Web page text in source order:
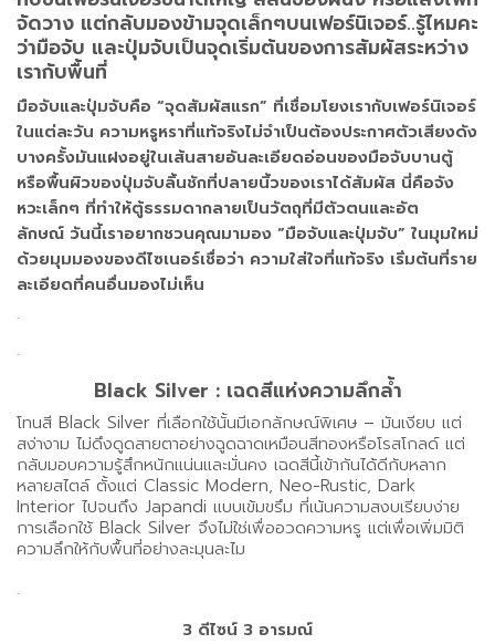
จัดวาง แต่กลับมองข้ามจุดเล็กๆบนเฟอร์นิเจอร์..รู้ไหมคะ
ว่ามือจับ และปุ่มจับเป็นจุดเริ่มต้นของการสัมผัสระหว่าง
เรากับพื้นที่
มือจับและปุ่มจับคือ “จุดสัมผัสแรก” ที่เชื่อมโยงเรากับเฟอร์นิเจอร์
ในแต่ละวัน ความหรูหราที่แท้จริงไม่จำเป็นต้องประกาศตัวเสียงดัง
บางครั้งมันแฝงอยู่ในเส้นสายอันละเอียดอ่อนของมือจับบานตู้
หรือพื้นผิวของปุ่มจับลิ้นชักที่ปลายนิ้วของเราได้สัมผัส นี่คือจัง
หวะเล็กๆ ที่ทำให้ตู้ธรรมดากลายเป็นวัตถุที่มีตัวตนและอัต
ลักษณ์ วันนี้เราอยากชวนคุณมามอง “มือจับและปุ่มจับ” ในมุมใหม่
ด้วยมุมมองของดีไซเนอร์เชื่อว่า ความใส่ใจที่แท้จริง เริ่มต้นที่ราย
ละเอียดที่คนอื่นมองไม่เห็น
.
.
Black Silver : เฉดสีแห่งความลึกล้ำ
โทนสี Black Silver ที่เลือกใช้นั้นมีเอกลักษณ์พิเศษ – มันเงียบ แต่
สง่างาม ไม่ดึงดูดสายตาอย่างฉูดฉาดเหมือนสีทองหรือโรสโกลด์ แต่
กลับมอบความรู้สึกหนักแน่นและมั่นคง เฉดสีนี้เข้ากันได้ดีกับหลาก
หลายสไตล์ ตั้งแต่ Classic Modern, Neo-Rustic, Dark
Interior ไปจนถึง Japandi แบบเข้มขรึม ที่เน้นความสงบเรียบง่าย
การเลือกใช้ Black Silver จึงไม่ใช่เพื่ออวดความหรู แต่เพื่อเพิ่มมิติ
ความลึกให้กับพื้นที่อย่างละมุนละไม
.
3 ดีไซน์ 3 อารมณ์